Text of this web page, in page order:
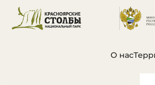
О нас